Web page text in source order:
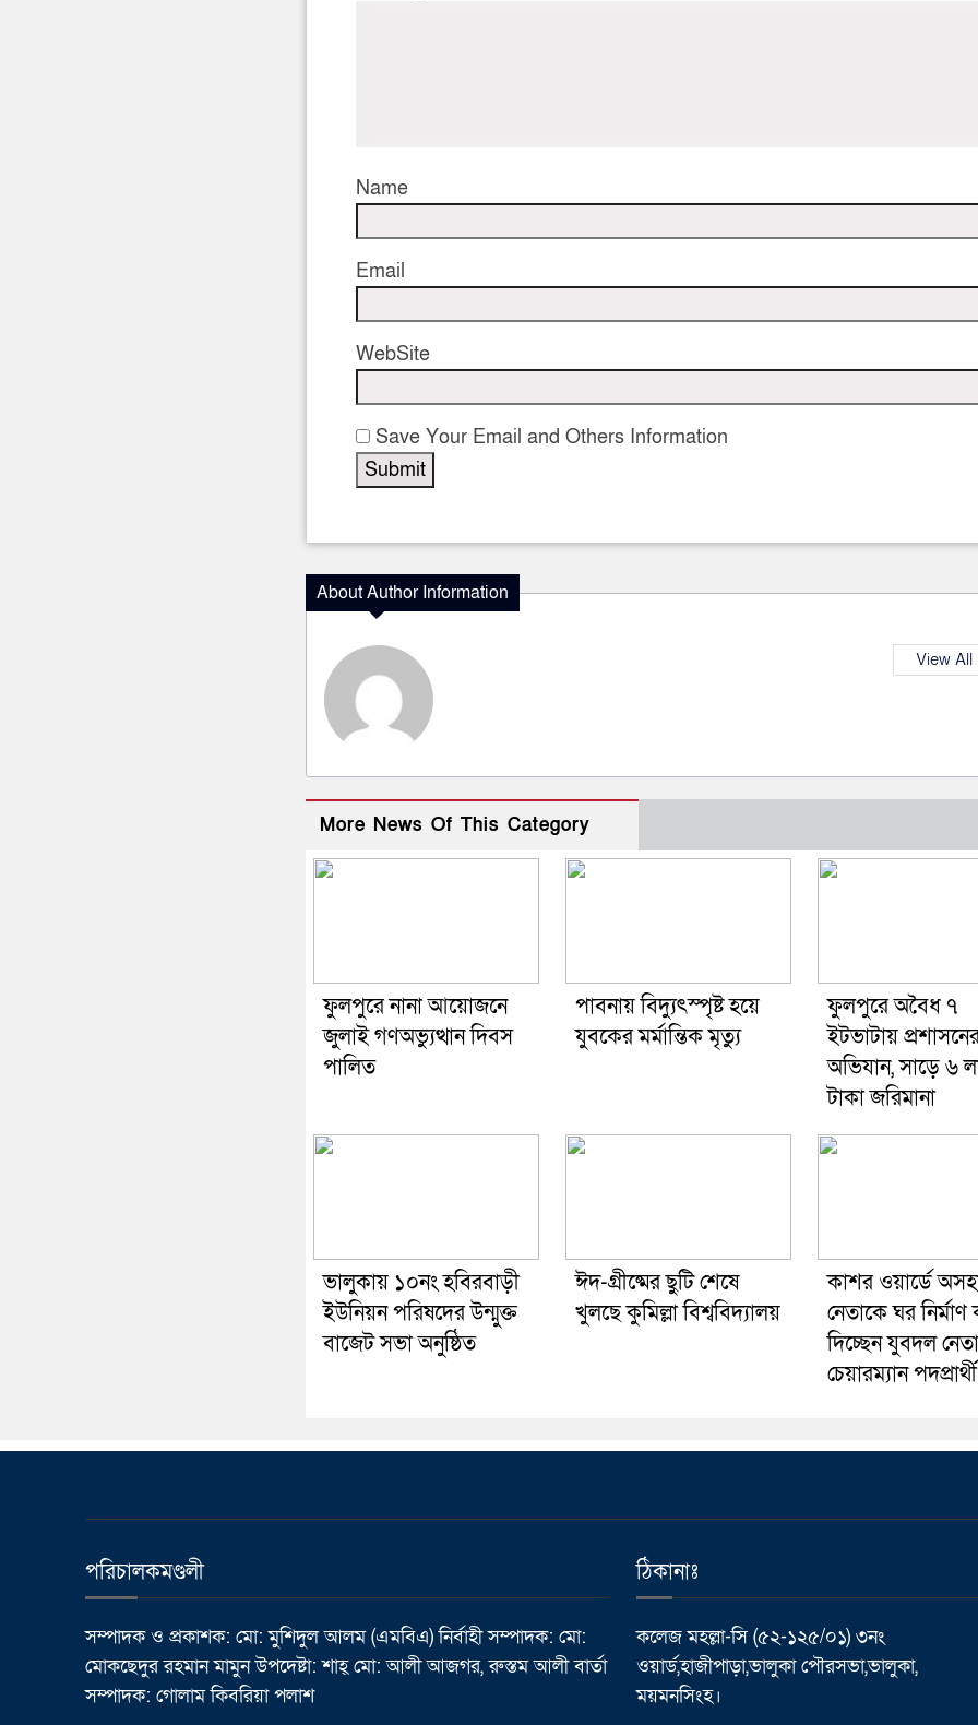
Name
Email
WebSite
Save Your Email and Others Information
About Author Information
View All
More News Of This Category
ফুলপুরে নানা আয়োজনে
জুলাই গণঅভ্যুত্থান দিবস
পালিত
পাবনায় বিদ্যুৎস্পৃষ্ট হয়ে
যুব‌কের মর্মান্তিক মৃত্যু
ফুলপুরে অবৈধ ৭
ইটভাটায়
অভিযান, সাড়ে ৬
টাকা জরিমানা
ভালুকায় ১০নং হবিরবাড়ী
ইউনিয়ন পরিষদের উন্মুক্ত
বাজেট সভা অনুষ্ঠিত
ঈদ-গ্রীষ্মের ছুটি শেষে
খুলছে কুমিল্লা বিশ্ববিদ্যালয়
কাশর ওয়ার্ডে
নেতাকে ঘর নির্মাণ
দিচ্ছেন যুবদল
চেয়ারম্যান
পরিচালকমণ্ডলী
সম্পাদক ও প্রকাশক: মো: মুশিদুল আলম (এমবিএ) নির্বাহী সম্পাদক: মো:
মোকছেদুর রহমান মামুন উপদেষ্টা: শাহ্ মো: আলী আজগর, রুস্তম আলী বার্তা
সম্পাদক: গোলাম কিবরিয়া পলাশ
ঠিকানাঃ
কলেজ মহল্লা-সি (৫২-১২৫/০১) ৩নং
ওয়ার্ড,হাজীপাড়া,ভালুকা পৌরসভা,ভালুকা,
ময়মনসিংহ।